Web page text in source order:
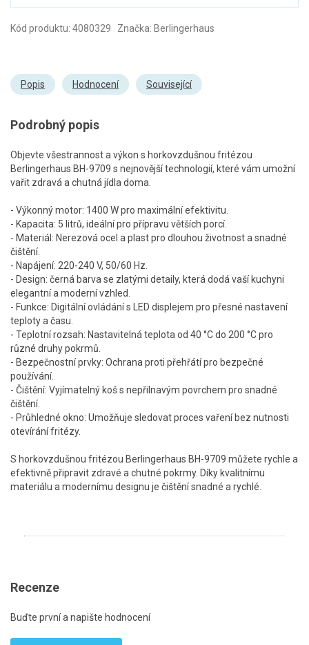
Kód produktu: 4080329 Značka: Berlingerhaus
Popis Hodnocení Související
Podrobný popis
Objevte všestrannost a výkon s horkovzdušnou fritézou
Berlingerhaus BH-9709 s nejnovější technologií, které vám umožní
vařit zdravá a chutná jídla doma.
- Výkonný motor: 1400 W pro maximální efektivitu.
- Kapacita: 5 litrů, ideální pro přípravu větších porcí.
- Materiál: Nerezová ocel a plast pro dlouhou životnost a snadné
čištění.
- Napájení: 220-240 V, 50/60 Hz.
- Design: černá barva se zlatými detaily, která dodá vaší kuchyni
elegantní a moderní vzhled.
- Funkce: Digitální ovládání s LED displejem pro přesné nastavení
teploty a času.
- Teplotní rozsah: Nastavitelná teplota od 40 °C do 200 °C pro
různé druhy pokrmů.
- Bezpečnostní prvky: Ochrana proti přehřátí pro bezpečné
používání.
- Čištění: Vyjímatelný koš s nepřilnavým povrchem pro snadné
čištění.
- Průhledné okno: Umožňuje sledovat proces vaření bez nutnosti
otevírání fritézy.
S horkovzdušnou fritézou Berlingerhaus BH-9709 můžete rychle a
efektivně připravit zdravé a chutné pokrmy. Díky kvalitnímu
materiálu a modernímu designu je čištění snadné a rychlé.
Recenze
Buďte první a napište hodnocení